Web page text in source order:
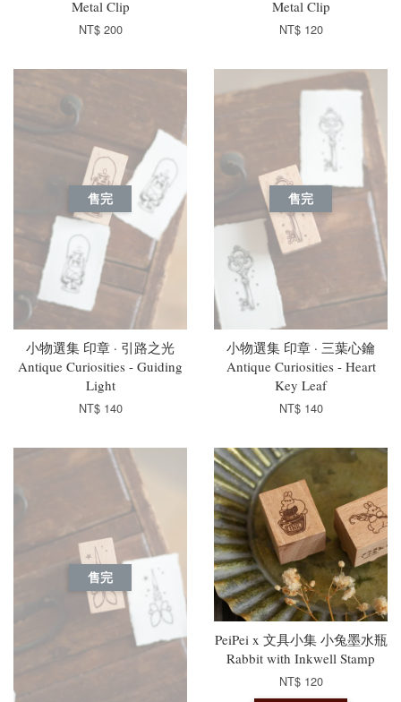
Metal Clip
NT$ 200
Metal Clip
NT$ 120
售完
小物選集 印章 · 引路之光
Antique Curiosities - Guiding
Light
NT$ 140
售完
小物選集 印章 · 三葉心鑰
Antique Curiosities - Heart
Key Leaf
NT$ 140
售完
PeiPei x 文具小集 小兔墨水瓶
Rabbit with Inkwell Stamp
NT$ 120